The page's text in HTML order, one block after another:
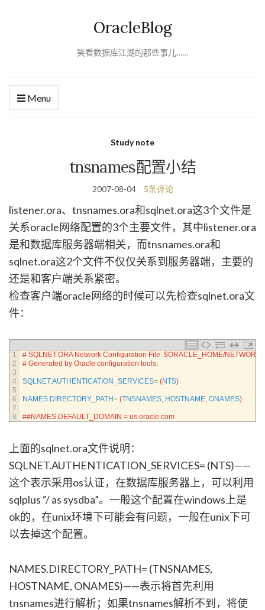
OracleBlog
笑看数据库江湖的那些事儿……
Menu
Study note
tnsnames配置小结
2007-08-04 5条评论
listener.ora、tnsnames.ora和sqlnet.ora这3个文件是
关系oracle网络配置的3个主要文件，其中listener.ora
是和数据库服务器端相关，而tnsnames.ora和
sqlnet.ora这2个文件不仅仅关系到服务器端，主要的
还是和客户端关系紧密。
检查客户端oracle网络的时候可以先检查sqlnet.ora文
件：
1
2
3
4
5
6
7
8
# SQLNET.ORA Network Configuration File: $ORACLE_HOME/
# Generated by Oracle configuration tools.
SQLNET.AUTHENTICATION_SERVICES= (NTS)
NAMES.DIRECTORY_PATH= (TNSNAMES, HOSTNAME, ONAMES)
##NAMES.DEFAULT_DOMAIN = us.oracle.com
上面的sqlnet.ora文件说明：
SQLNET.AUTHENTICATION_SERVICES= (NTS)——
这个表示采用os认证，在数据库服务器上，可以利用
sqlplus “/ as sysdba”。一般这个配置在windows上是
ok的，在unix环境下可能会有问题，一般在unix下可
以去掉这个配置。
NAMES.DIRECTORY_PATH= (TNSNAMES,
HOSTNAME, ONAMES)——表示将首先利用
tnsnames进行解析；如果tnsnames解析不到，将使